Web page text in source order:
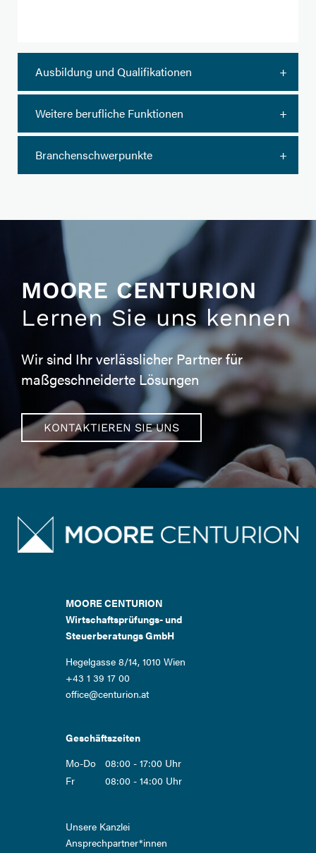
Ausbildung und Qualifikationen
Weitere berufliche Funktionen
Branchenschwerpunkte
MOORE CENTURION
Lernen Sie uns kennen
Wir sind Ihr verlässlicher Partner für
maßgeschneiderte Lösungen
KONTAKTIEREN SIE UNS
MOORE CENTURION
Wirtschaftsprüfungs- und
Steuerberatungs GmbH
Hegelgasse 8/14, 1010 Wien
+43 1 39 17 00
office@centurion.at
Geschäftszeiten
Mo-Do
08:00 - 17:00 Uhr
Fr
08:00 - 14:00 Uhr
Navigation
überspringen
Unsere Kanzlei
Ansprech­partner*innen